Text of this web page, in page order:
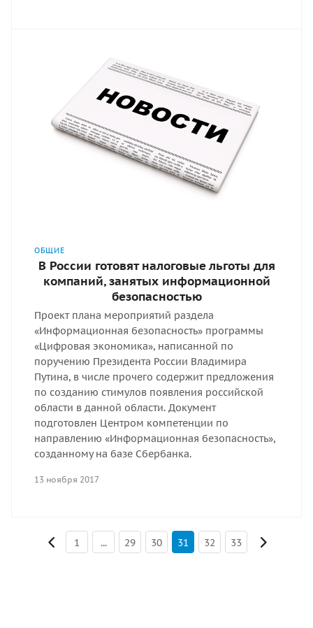
ОБЩИЕ
В России готовят налоговые льготы для
компаний, занятых информационной
безопасностью
Проект плана мероприятий раздела
«Информационная безопасность» программы
«Цифровая экономика», написанной по
поручению Президента России Владимира
Путина, в числе прочего содержит предложения
по созданию стимулов появления российской
области в данной области. Документ
подготовлен Центром компетенции по
направлению «Информационная безопасность»,
созданному на базе Сбербанка.
13 ноября 2017
1 ... 29 30 31 32 33